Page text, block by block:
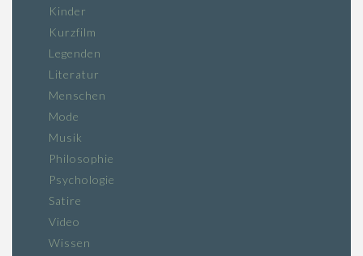
Kinder
Kurzfilm
Legenden
Literatur
Menschen
Mode
Musik
Philosophie
Psychologie
Satire
Video
Wissen